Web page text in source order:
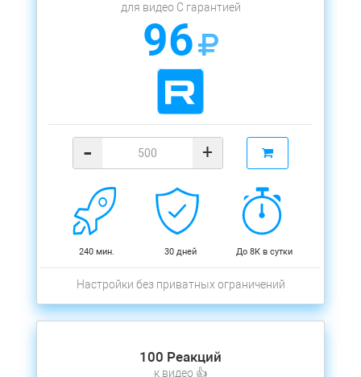
для видео С гарантией
96
- +
240 мин. 30 дней До 8К в сутки
Настройки без приватных ограничений
100 Реакций
к видео 👍